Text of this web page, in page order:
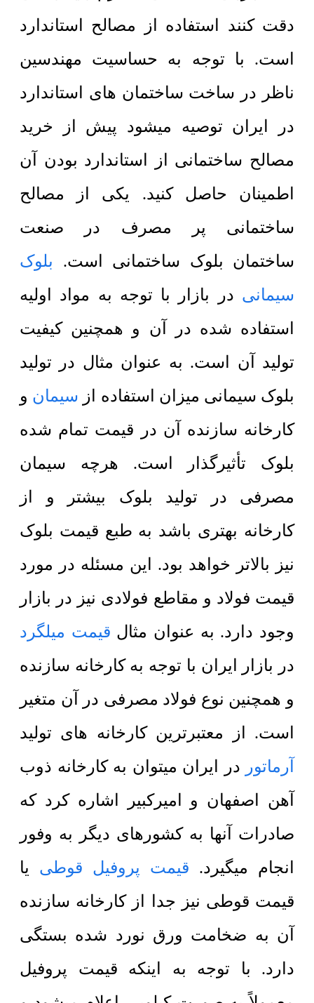
دقت کنند استفاده از مصالح استاندارد
است. با توجه به حساسیت مهندسین
ناظر در ساخت ساختمان های استاندارد
در ایران توصیه میشود پیش از خرید
مصالح ساختمانی از استاندارد بودن آن
اطمینان حاصل کنید. یکی از مصالح
ساختمانی پر مصرف در صنعت
ساختمان بلوک ساختمانی است. بلوک
سیمانی در بازار با توجه به مواد اولیه
استفاده شده در آن و همچنین کیفیت
تولید آن است. به عنوان مثال در تولید
بلوک سیمانی میزان استفاده از سیمان و
کارخانه سازنده آن در قیمت تمام شده
بلوک تأثیرگذار است. هرچه سیمان
مصرفی در تولید بلوک بیشتر و از
کارخانه بهتری باشد به طبع قیمت بلوک
نیز بالاتر خواهد بود. این مسئله در مورد
قیمت فولاد و مقاطع فولادی نیز در بازار
وجود دارد. به عنوان مثال قیمت میلگرد
در بازار ایران با توجه به کارخانه سازنده
و همچنین نوع فولاد مصرفی در آن متغیر
است. از معتبرترین کارخانه های تولید
آرماتور در ایران میتوان به کارخانه ذوب
آهن اصفهان و امیرکبیر اشاره کرد که
صادرات آنها به کشورهای دیگر به وفور
انجام میگیرد. قیمت پروفیل قوطی یا
قیمت قوطی نیز جدا از کارخانه سازنده
آن به ضخامت ورق نورد شده بستگی
دارد. با توجه به اینکه قیمت پروفیل